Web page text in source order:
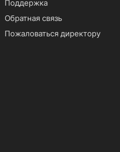
Поддержка
Обратная связь
Пожаловаться директору